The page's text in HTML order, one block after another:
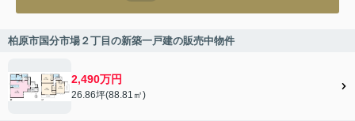
柏原市国分市場２丁目の新築一戸建の販売中物件
2,490万円
26.86坪(88.81㎡)